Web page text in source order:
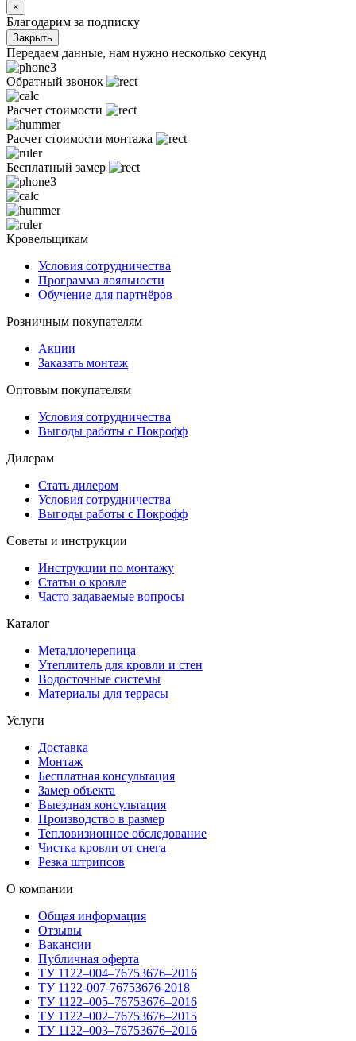
×
Благодарим за подписку
Закрыть
Передаем данные, нам нужно несколько секунд
Обратный звонок
Расчет стоимости
Расчет стоимости монтажа
Бесплатный замер
Кровельщикам
Условия сотрудничества
Программа лояльности
Обучение для партнёров
Розничным покупателям
Акции
Заказать монтаж
Оптовым покупателям
Условия сотрудничества
Выгоды работы с Покрофф
Дилерам
Стать дилером
Условия сотрудничества
Выгоды работы с Покрофф
Советы и инструкции
Инструкции по монтажу
Статьи о кровле
Часто задаваемые вопросы
Каталог
Металлочерепица
Утеплитель для кровли и стен
Водосточные системы
Материалы для террасы
Услуги
Доставка
Монтаж
Бесплатная консультация
Замер объекта
Выездная консультация
Производство в размер
Тепловизионное обследование
Чистка кровли от снега
Резка штрипсов
О компании
Общая информация
Отзывы
Вакансии
Публичная оферта
ТУ 1122–004–76753676–2016
ТУ 1122-007-76753676-2018
ТУ 1122–005–76753676–2016
ТУ 1122–002–76753676–2015
ТУ 1122–003–76753676–2016